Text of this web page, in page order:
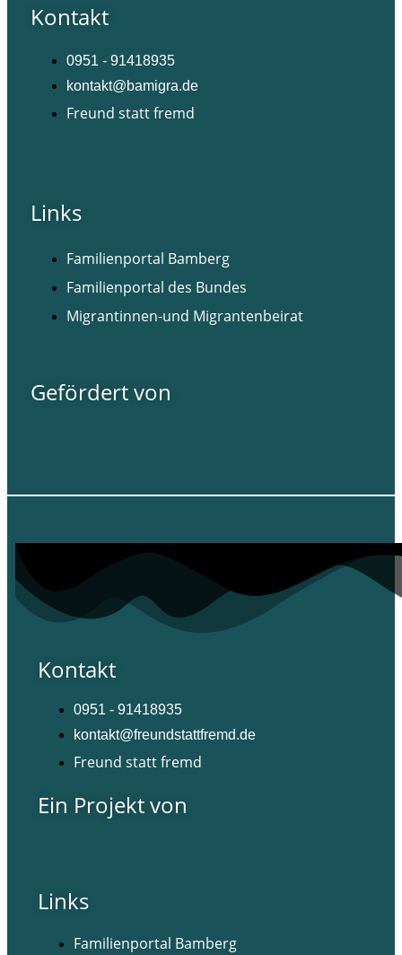
Kontakt
0951 - 91418935
kontakt@bamigra.de
Freund statt fremd
Links
Familienportal Bamberg
Familienportal des Bundes
Migrantinnen-und Migrantenbeirat
Gefördert von
Kontakt
0951 - 91418935
kontakt@freundstattfremd.de
Freund statt fremd
Ein Projekt von
Links
Familienportal Bamberg